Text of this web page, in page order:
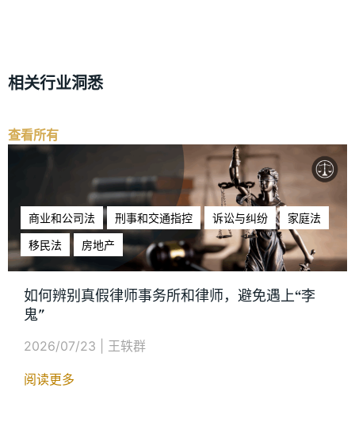
相关行业洞悉
查看所有
商业和公司法 刑事和交通指控 诉讼与纠纷
家庭法
移民法
房地产
如何辨别真假律师事务所和律师，避免遇上“李
鬼"
2026/07/23 王轶群
阅读更多